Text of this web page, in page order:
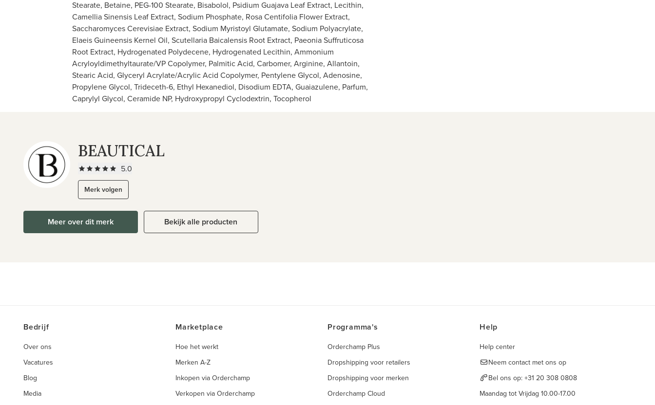
Stearate, Betaine, PEG-100 Stearate, Bisabolol, Psidium Guajava Leaf Extract, Lecithin,
Camellia Sinensis Leaf Extract, Sodium Phosphate, Rosa Centifolia Flower Extract,
Saccharomyces Cerevisiae Extract, Sodium Myristoyl Glutamate, Sodium Polyacrylate,
Elaeis Guineensis Kernel Oil, Scutellaria Baicalensis Root Extract, Paeonia Suffruticosa
Root Extract, Hydrogenated Polydecene, Hydrogenated Lecithin, Ammonium
Acryloyldimethyltaurate/VP Copolymer, Palmitic Acid, Carbomer, Arginine, Allantoin,
Stearic Acid, Glyceryl Acrylate/Acrylic Acid Copolymer, Pentylene Glycol, Adenosine,
Propylene Glycol, Trideceth-6, Ethyl Hexanediol, Disodium EDTA, Guaiazulene, Parfum,
Caprylyl Glycol, Ceramide NP, Hydroxypropyl Cyclodextrin, Tocopherol
BEAUTICAL
5.0
Merk volgen
Meer over dit merk Bekijk alle producten
Bedrijf
Over ons
Vacatures
Blog
Media
Marketplace
Hoe het werkt
Merken A-Z
Inkopen via Orderchamp
Verkopen via Orderchamp
Programma's
Orderchamp Plus
Dropshipping voor retailers
Dropshipping voor merken
Orderchamp Cloud
Help
Help center
Neem contact met ons op
Bel ons op: +31 20 308 0808
Maandag tot Vrijdag 10.00-17.00